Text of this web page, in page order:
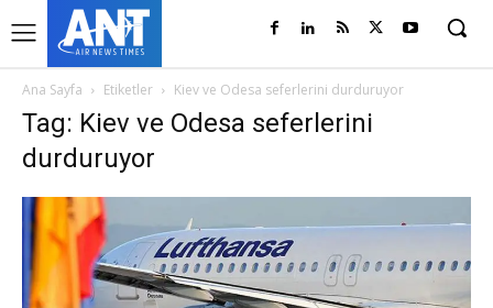
Ana Sayfa Etiketler Kiev ve Odesa seferlerini durduruyor
Tag: Kiev ve Odesa seferlerini
durduruyor